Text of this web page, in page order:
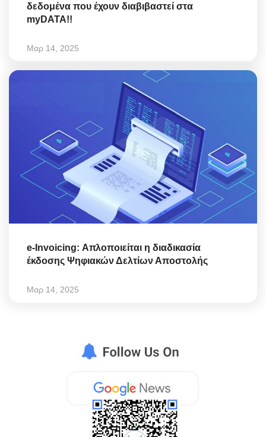
δεδομένα που έχουν διαβιβαστεί στα
myDATA!!
Μαρ 14, 2025
e-Invoicing: Απλοποιείται η διαδικασία
έκδοσης Ψηφιακών Δελτίων Αποστολής
Μαρ 14, 2025